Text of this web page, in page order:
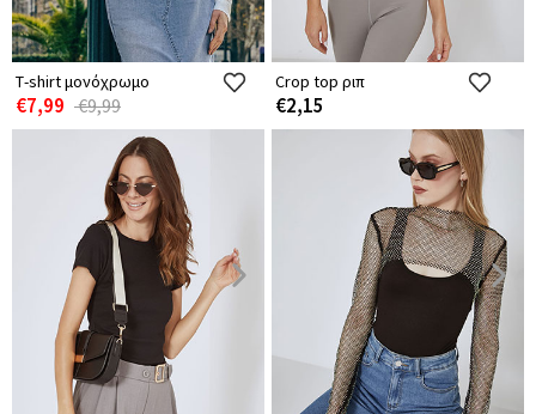
Τ-shirt μονόχρωμο
€7,99 €9,99
Crop top ριπ
€2,15